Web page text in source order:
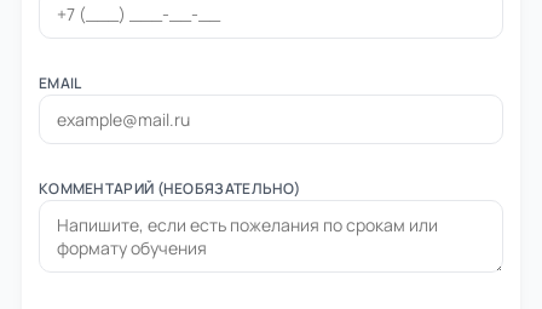
EMAIL
КОММЕНТАРИЙ (НЕОБЯЗАТЕЛЬНО)